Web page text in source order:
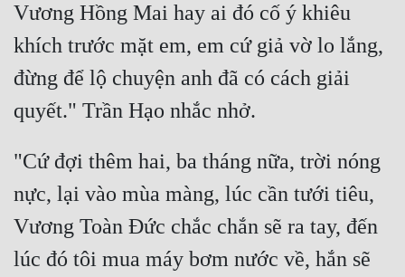
Vô Địch Lưu
Xây Dựng Thế Lực
Đam Mỹ
Đẹp Hiệp
Cơ Trí
Vương Hồng Mai hay ai đó cố ý khiêu
khích trước mặt em, em cứ giả vờ lo lắng,
đừng để lộ chuyện anh đã có cách giải
"Cứ đợi thêm hai, ba tháng nữa, trời nóng
nực, lại vào mùa màng, lúc cần tưới tiêu,
Vương Toàn Đức chắc chắn sẽ ra tay, đến
lúc đó tôi mua máy bơm nước về, hắn sẽ